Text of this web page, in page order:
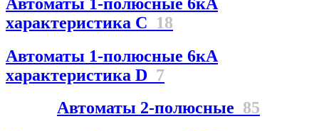
характеристика C 18
Автоматы 1-полюсные 6кА
характеристика D 7
Автоматы 2-полюсные 85